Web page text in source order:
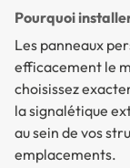
Pourquoi
Les panneaux
efficacement le
choisissez
la signalétique
au sein de vos
emplacements.